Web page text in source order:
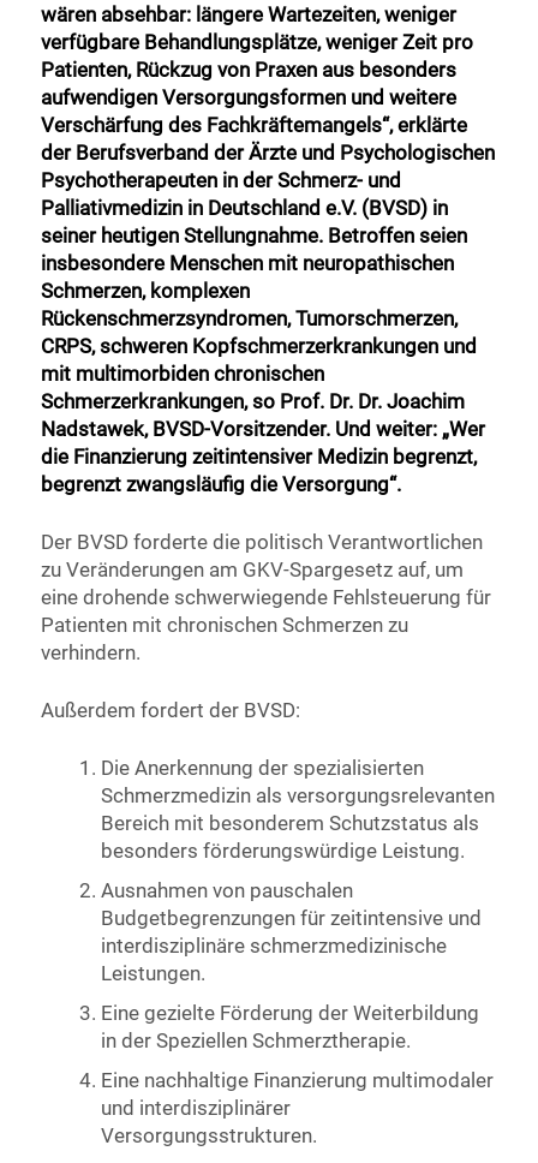
wären absehbar: längere Wartezeiten, weniger
verfügbare Behandlungsplätze, weniger Zeit pro
Patienten, Rückzug von Praxen aus besonders
aufwendigen Versorgungsformen und weitere
Verschärfung des Fachkräftemangels“, erklärte
der Berufsverband der Ärzte und Psychologischen
Psychotherapeuten in der Schmerz- und
Palliativmedizin in Deutschland e.V. (BVSD) in
seiner heutigen Stellungnahme. Betroffen seien
insbesondere Menschen mit neuropathischen
Schmerzen, komplexen
Rückenschmerzsyndromen, Tumorschmerzen,
CRPS, schweren Kopfschmerzerkrankungen und
mit multimorbiden chronischen
Schmerzerkrankungen, so Prof. Dr. Dr. Joachim
Nadstawek, BVSD-Vorsitzender. Und weiter: „Wer
die Finanzierung zeitintensiver Medizin begrenzt,
begrenzt zwangsläufig die Versorgung“.
Der BVSD forderte die politisch Verantwortlichen
zu Veränderungen am GKV-Spargesetz auf, um
eine drohende schwerwiegende Fehlsteuerung für
Patienten mit chronischen Schmerzen zu
verhindern.
Außerdem fordert der BVSD:
Die Anerkennung der spezialisierten
Schmerzmedizin als versorgungsrelevanten
Bereich mit besonderem Schutzstatus als
besonders förderungswürdige Leistung.
Ausnahmen von pauschalen
Budgetbegrenzungen für zeitintensive und
interdisziplinäre schmerzmedizinische
Leistungen.
Eine gezielte Förderung der Weiterbildung
in der Speziellen Schmerztherapie.
Eine nachhaltige Finanzierung multimodaler
und interdisziplinärer
Versorgungsstrukturen.